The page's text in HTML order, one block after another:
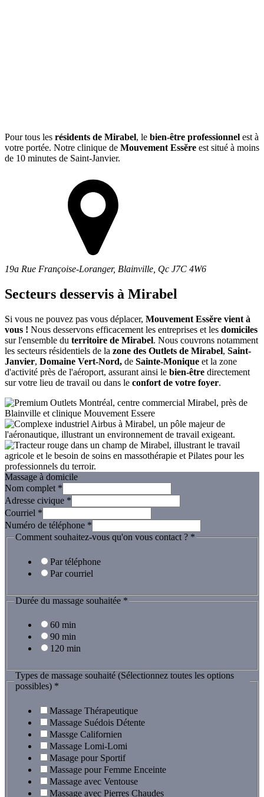
Pour tous les résidents de Mirabel, le bien-être professionnel est à
votre portée. Notre clinique de Mouvement Essĕre est situé à moins
de 10 minutes de Saint-Janvier.
19a Rue Françoise-Loranger, Blainville, Qc J7C 4W6
Secteurs desservis à Mirabel
Si vous ne pouvez pas vous déplacer, Mouvement Essĕre vient à
vous ! Nous desservons efficacement les entreprises et les domiciles
sur l'ensemble du territoire de Mirabel. Nous couvrons notamment
les secteurs résidentiels de la zone des Outlets de Mirabel, Saint-
Janvier, Domaine Vert-Nord, de Sainte-Monique et la zone
d'activité près de l'aéroport, assurant ainsi le bien-être directement
sur votre lieu de travail ou dans le confort de votre foyer.
Massage à domicile
Nom complet *
Adresse civique *
Courriel *
Numéro de téléphone *
Comment souhaitez-vous qu'on vous contact ? *
Par téléphone
Par courriel
Durée du massage souhaitée *
60 min
90 min
120 min
Types de massage souhaité (Sélectionnez toutes les options
possibles) *
Massage Thérapeutique
Massage Suédois Détente
Massge Californien
Massage Lomi-Lomi
Masage pour Sportif
Massage pour Femme Enceinte
Massage avec Ventouse
Massage avec Pierres Chaudes